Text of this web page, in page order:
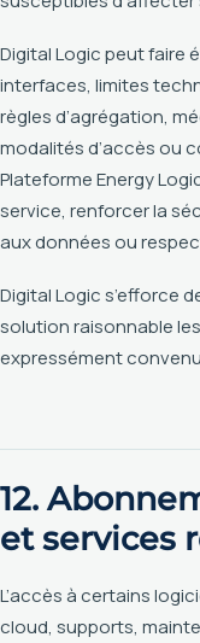
Digital Logic peut faire
interfaces, limites
règles d’agrégation,
modalités d’accès ou
Plateforme Energy
service, renforcer la
aux données ou
Digital Logic s’efforce
solution raisonnable
expressément
12.
et services
L’accès à certains
cloud, supports,